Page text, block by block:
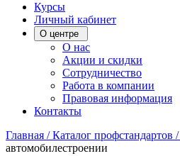
Курсы
Личный кабинет
О центре
О нас
Акции и скидки
Сотрудничество
Работа в компании
Правовая информация
Контакты
Главная /Каталог профстандартов /
автомобилестроении